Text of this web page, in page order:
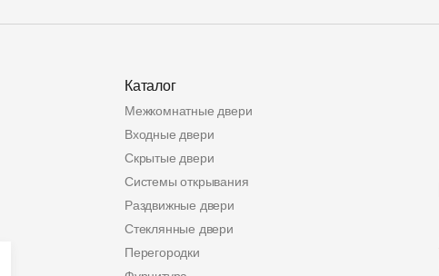
Каталог
Межкомнатные двери
Входные двери
Скрытые двери
Системы открывания
Раздвижные двери
Стеклянные двери
Перегородки